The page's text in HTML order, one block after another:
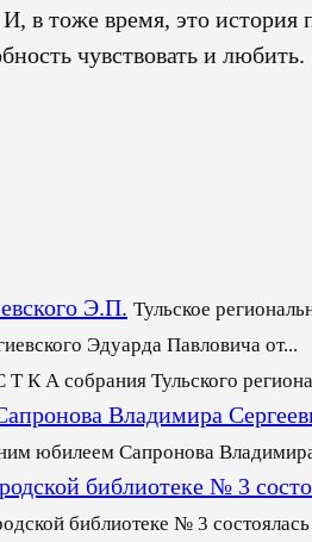
в тоже время, это история
чувствовать и любить.
Э.П. Тульское
Эдуарда Павловича от...
К А собрания Тульского
Владимира
юбилеем Сапронова
библиотеке № 3
библиотеке № 3